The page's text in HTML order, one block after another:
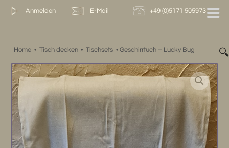
Zum
Anmelden E-Mail +49 (0)5171 505973
Home • Tisch decken • Tischsets • Geschirrtuch – Lucky Bug 🔍